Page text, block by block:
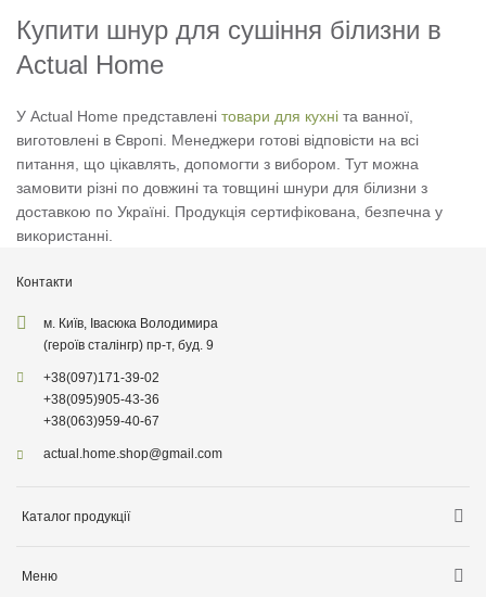
Купити шнур для сушіння білизни в
Actual Home
У Actual Home представлені товари для кухні та ванної,
виготовлені в Європі. Менеджери готові відповісти на всі
питання, що цікавлять, допомогти з вибором. Тут можна
замовити різні по довжині та товщині шнури для білизни з
доставкою по Україні. Продукція сертифікована, безпечна у
використанні.
Контакти
м. Київ, Івасюка Володимира
(героїв сталінгр) пр-т, буд. 9
+38(097)171-39-02
+38(095)905-43-36
+38(063)959-40-67
actual.home.shop@gmail.com
Каталог продукції
Меню